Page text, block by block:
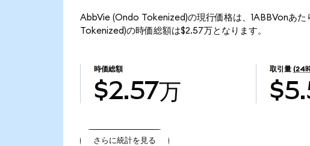
AbbVie (Ondo Tokenized)の現行価格は、1ABBVonあ
Tokenized)の時価総額は$2.57万となります。
時価総額
$2.57万
取引量 (24
さらに統計を見る